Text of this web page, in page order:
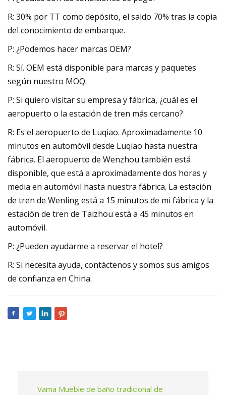
R: 30% por TT como depósito, el saldo 70% tras la copia
del conocimiento de embarque.
P: ¿Podemos hacer marcas OEM?
R: Sí. OEM está disponible para marcas y paquetes
según nuestro MOQ.
P: Si quiero visitar su empresa y fábrica, ¿cuál es el
aeropuerto o la estación de tren más cercano?
R: Es el aeropuerto de Luqiao. Aproximadamente 10
minutos en automóvil desde Luqiao hasta nuestra
fábrica. El aeropuerto de Wenzhou también está
disponible, que está a aproximadamente dos horas y
media en automóvil hasta nuestra fábrica. La estación
de tren de Wenling está a 15 minutos de mi fábrica y la
estación de tren de Taizhou está a 45 minutos en
automóvil.
P: ¿Pueden ayudarme a reservar el hotel?
R: Si necesita ayuda, contáctenos y somos sus amigos
de confianza en China.
Vama Mueble de baño tradicional de